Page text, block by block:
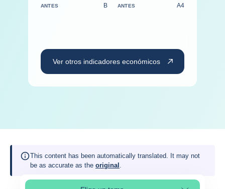
ANTES B ANTES A4
Ver otros indicadores económicos
This content has been automatically translated. It may not
be as accurate as the original .